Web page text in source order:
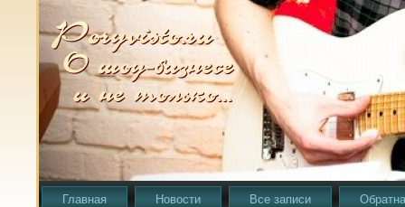
Главная Новости Все записи